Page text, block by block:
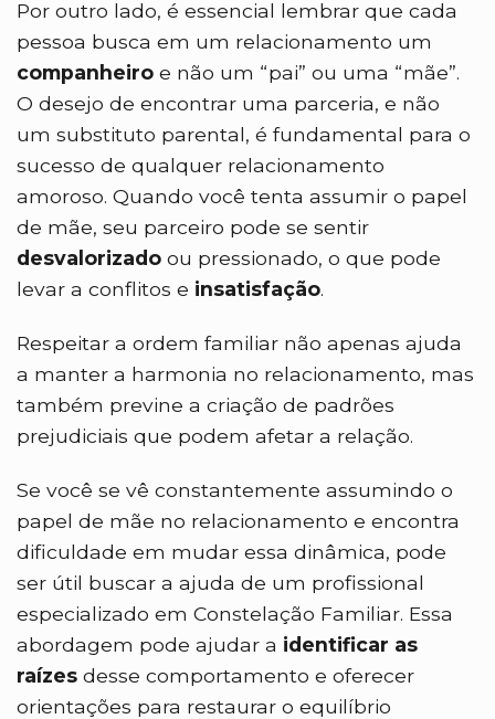
Por outro lado, é essencial lembrar que cada
pessoa busca em um relacionamento um
companheiro e não um “pai” ou uma “mãe”.
O desejo de encontrar uma parceria, e não
um substituto parental, é fundamental para o
sucesso de qualquer relacionamento
amoroso. Quando você tenta assumir o papel
de mãe, seu parceiro pode se sentir
desvalorizado ou pressionado, o que pode
levar a conflitos e insatisfação.
Respeitar a ordem familiar não apenas ajuda
a manter a harmonia no relacionamento, mas
também previne a criação de padrões
prejudiciais que podem afetar a relação.
Se você se vê constantemente assumindo o
papel de mãe no relacionamento e encontra
dificuldade em mudar essa dinâmica, pode
ser útil buscar a ajuda de um profissional
especializado em Constelação Familiar. Essa
abordagem pode ajudar a identificar as
raízes desse comportamento e oferecer
orientações para restaurar o equilíbrio